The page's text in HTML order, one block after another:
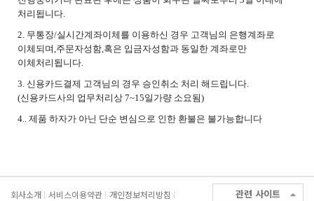
처리됩니다.
2. 무통장/실시간계좌이체를 이용하신 경우 고객님의 은행계좌로
이체되며,주문자성함,혹은 입금자성함과 동일한 계좌로만
이체처리됩니다.
3. 신용카드결제 고객님의 경우 승인취소 처리 해드립니다.
(신용카드사의 업무처리상 7~15일가량 소요됨)
4.. 제품 하자가 아닌 단순 변심으로 인한 환불은 불가능합니다
회사소개 서비스이용약관 개인정보처리방침 관련 사이트